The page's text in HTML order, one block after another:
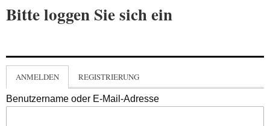
Bitte loggen Sie sich ein
ANMELDEN REGISTRIERUNG
Benutzername oder E-Mail-Adresse